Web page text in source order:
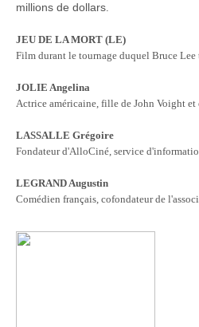
millions de dollars.
JEU DE LA MORT (LE)
Film durant le tournage duquel Bruce
JOLIE Angelina
Actrice américaine, fille de John Voight et
LASSALLE Grégoire
Fondateur d'AlloCiné, service
LEGRAND Augustin
Comédien français, cofondateur de